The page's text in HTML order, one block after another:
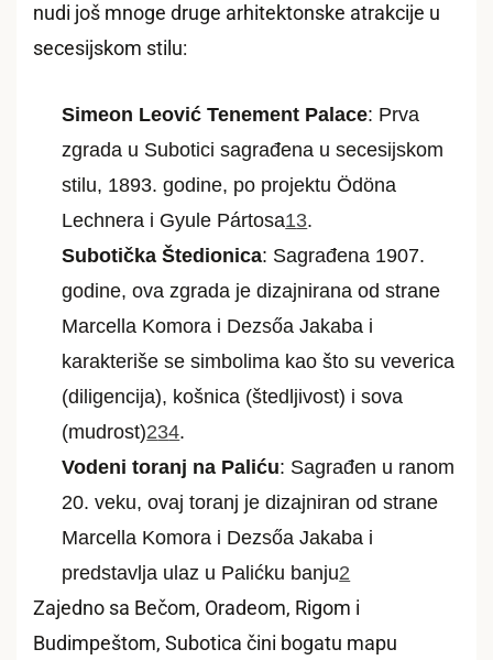
nudi još mnoge druge arhitektonske atrakcije u
secesijskom stilu:
Simeon Leović Tenement Palace: Prva
zgrada u Subotici sagrađena u secesijskom
stilu, 1893. godine, po projektu Ödöna
Lechnera i Gyule Pártosa13.
Subotička Štedionica: Sagrađena 1907.
godine, ova zgrada je dizajnirana od strane
Marcella Komora i Dezsőa Jakaba i
karakteriše se simbolima kao što su veverica
(diligencija), košnica (štedljivost) i sova
(mudrost)234.
Vodeni toranj na Paliću: Sagrađen u ranom
20. veku, ovaj toranj je dizajniran od strane
Marcella Komora i Dezsőa Jakaba i
predstavlja ulaz u Palićku banju2
Zajedno sa Bečom, Oradeom, Rigom i
Budimpeštom, Subotica čini bogatu mapu